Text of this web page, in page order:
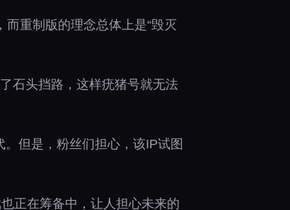
重制版的理念总体上是“毁灭
石头挡路，这样疣猪号就无法
但是，粉丝们担心，该IP试图
正在筹备中，让人担心未来的